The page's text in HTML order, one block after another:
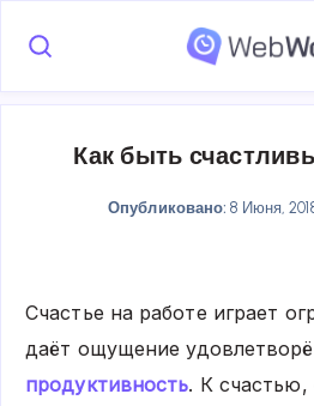
Как быть
Опубликовано: 8 Июня,
Счастье на работе играет
даёт ощущение
продуктивность. К счастью,